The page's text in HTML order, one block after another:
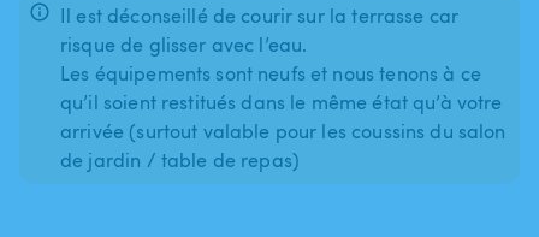
Il est déconseillé de courir sur la terrasse car
risque de glisser avec l’eau.
Les équipements sont neufs et nous tenons à ce
qu’il soient restitués dans le même état qu’à votre
arrivée (surtout valable pour les coussins du salon
de jardin / table de repas)